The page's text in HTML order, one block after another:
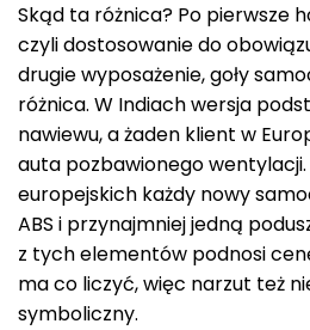
Skąd ta różnica? Po pierwsze
czyli dostosowanie do
drugie wyposażenie, goły
różnica. W Indiach wersja
nawiewu, a żaden klient w
auta pozbawionego
europejskich każdy nowy
ABS i przynajmniej jedną
z tych elementów podnosi
ma co liczyć, więc narzut też
symboliczny.